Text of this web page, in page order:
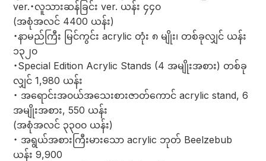
ver.・လူသားဆန်ခြင်း ver. ယန်း ၄၄၀
(အစုံအလင် 4400 ယန်း)
・နာမည်ကြီး မြင်ကွင်း acrylic တုံး ၈ မျိုး၊ တစ်ခုလျှင် ယန်း
၁၃၂၀
・Special Edition Acrylic Stands (4 အမျိုးအစား) တစ်ခု
လျှင် 1,980 ယန်း
・ အရောင်းအ၀ယ်အသေးစားဇာတ်ကောင် acrylic stand, 6
အမျိုးအစား, 550 ယန်း
(အစုံအလင် ၃၃၀၀ ယန်း)
・ အရွယ်အစားကြီးမားသော acrylic ဘုတ် Beelzebub
ယန်း 9,900